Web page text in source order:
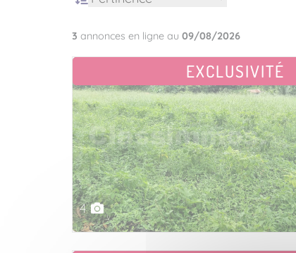
3 annonces en ligne au 09/08/2026
EXCLUSIVITÉ
4